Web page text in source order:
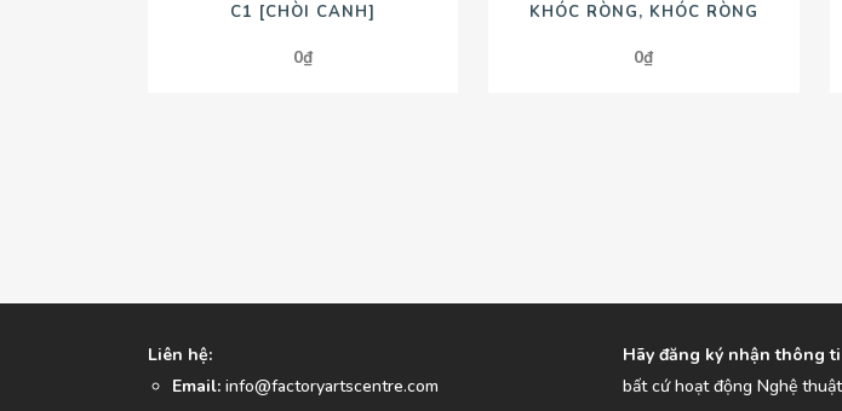
C1 [CHÒI CANH]
0₫
KHÓC RÒNG, KHÓC RÒNG
0₫
Liên hệ:
Email: info@factoryartscentre.com
Hãy đăng ký nhận thông
bất cứ hoạt động Nghệ